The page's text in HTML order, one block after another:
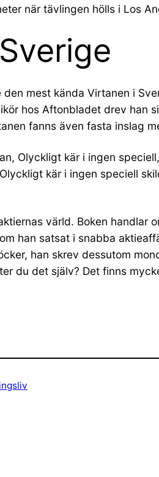
när tävlingen hölls i Los
mest kända Virtanen i
hos Aftonbladet drev han
fanns även fasta inslag
Olyckligt kär i ingen
kär i ingen speciell
värld. Boken
han satsat i snabba
han skrev dessutom
du det själv? Det finns